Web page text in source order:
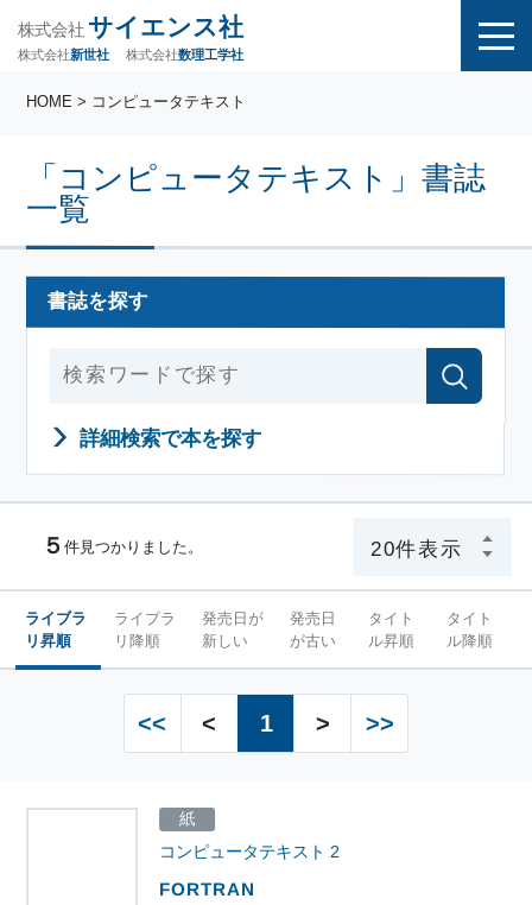
株式会社 サイエンス社
株式会社新世社 株式会社数理工学社
「コンピュータテキスト」書誌
一覧
HOME > コンピュータテキスト
書誌を探す
詳細検索で本を探す
５ 件見つかりました。
ライブラ
リ昇順
ライブラ
リ降順
発売日が
新しい
発売日
が古い
タイト
ル昇順
タイト
ル降順
<< < 1 > >>
FORTRAN
コンピュータテキスト 2
紙